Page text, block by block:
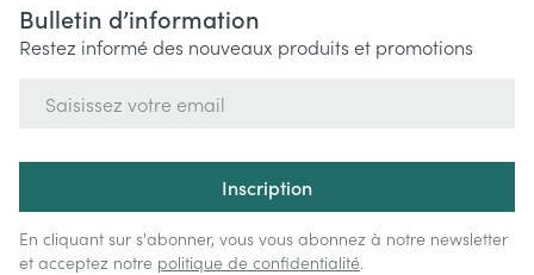
Bulletin d’information
Restez informé des nouveaux produits et promotions
Inscription
En cliquant sur s'abonner, vous vous abonnez à notre newsletter
et acceptez notre politique de confidentialité.